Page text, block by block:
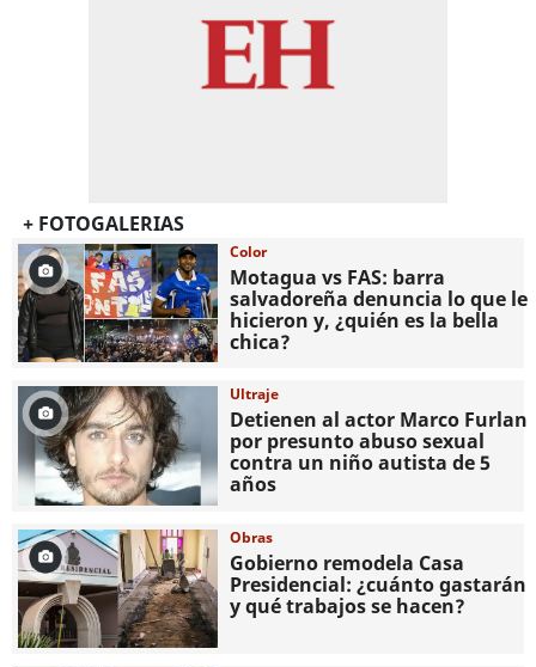
+ FOTOGALERIAS
Color
Motagua vs FAS: barra
salvadoreña denuncia lo que le
hicieron y, ¿quién es la bella
chica?
Ultraje
Detienen al actor Marco Furlan
por presunto abuso sexual
contra un niño autista de 5
años
Obras
Gobierno remodela Casa
Presidencial: ¿cuánto gastarán
y qué trabajos se hacen?